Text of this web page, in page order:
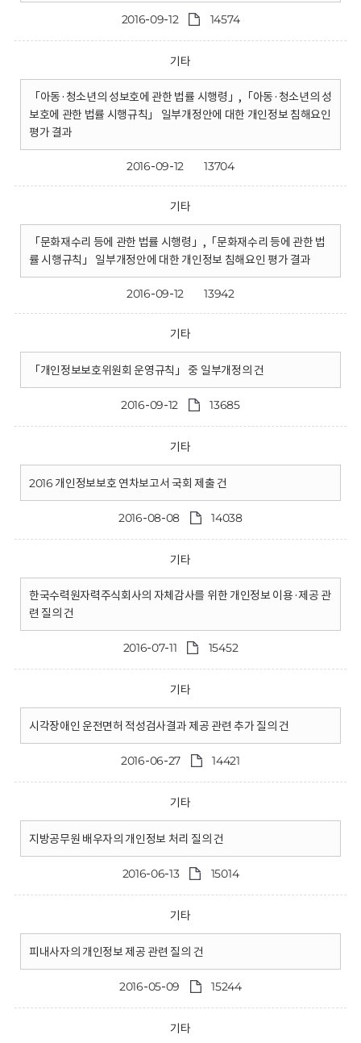
2016-09-12 14574
기타
「아동·청소년의 성보호에 관한 법률 시행령」,「아동·청소년의 성
보호에 관한 법률 시행규칙」 일부개정안에 대한 개인정보 침해요인
평가 결과
2016-09-12 13704
기타
「문화재수리 등에 관한 법률 시행령」,「문화재수리 등에 관한 법
률 시행규칙」 일부개정안에 대한 개인정보 침해요인 평가 결과
2016-09-12 13942
기타
「개인정보보호위원회 운영규칙」 중 일부개정의 건
2016-09-12 13685
기타
2016 개인정보보호 연차보고서 국회 제출 건
2016-08-08 14038
기타
한국수력원자력주식회사의 자체감사를 위한 개인정보 이용·제공 관
련 질의 건
2016-07-11 15452
기타
시각장애인 운전면허 적성검사결과 제공 관련 추가 질의 건
2016-06-27 14421
기타
지방공무원 배우자의 개인정보 처리 질의 건
2016-06-13 15014
기타
피내사자의 개인정보 제공 관련 질의 건
2016-05-09 15244
기타